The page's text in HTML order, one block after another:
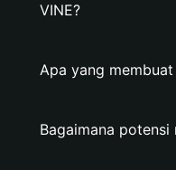
VINE?
Apa yang membuat
Bagaimana potensi